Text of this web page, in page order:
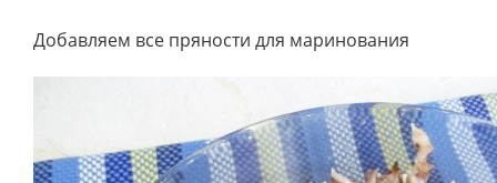
Добавляем все пряности для маринования